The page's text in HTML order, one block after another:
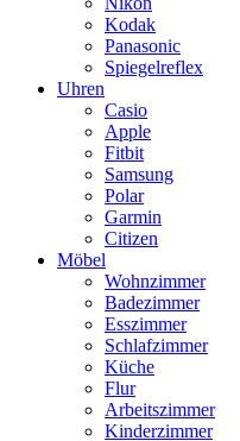
Kodak
Panasonic
Spiegelreflex
Uhren
Casio
Apple
Fitbit
Samsung
Polar
Garmin
Citizen
Möbel
Wohnzimmer
Badezimmer
Esszimmer
Schlafzimmer
Küche
Flur
Arbeitszimmer
Kinderzimmer